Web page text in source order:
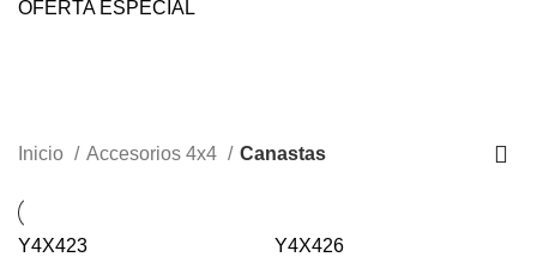
OFERTA ESPECIAL
Inicio Accesorios 4x4 Canastas
Y4X423 Y4X426